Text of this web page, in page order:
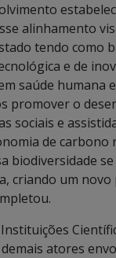
alinhamento
tendo como
e de
saúde humana
promover o
sociais e
de carbono
biodiversidade
criando um novo
atores